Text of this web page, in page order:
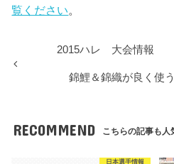
覧ください。
2015ハレ 大会情報
錦鯉＆錦織が良く使
RECOMMEND こちらの記事も人
日本選手情報